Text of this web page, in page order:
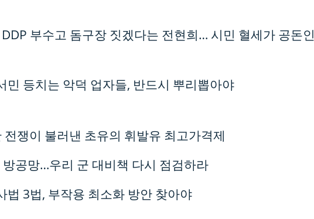
DDP 부수고 돔구장 짓겠다는 전현희… 시민 혈세가 공돈인
민 등치는 악덕 업자들, 반드시 뿌리뽑아야
전쟁이 불러낸 초유의 휘발유 최고가격제
방공망…우리 군 대비책 다시 점검하라
법 3법, 부작용 최소화 방안 찾아야